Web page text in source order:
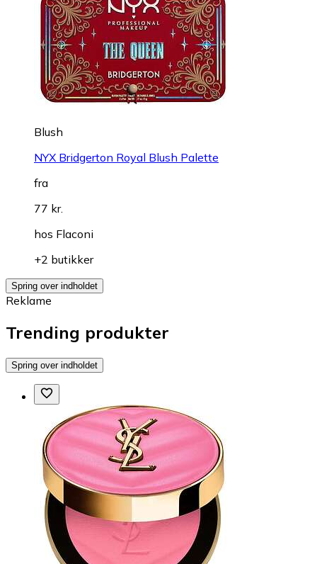
Blush
NYX Bridgerton Royal Blush Palette
fra
77 kr.
hos Flaconi
+2 butikker
Spring over indholdet
Reklame
Trending produkter
Spring over indholdet